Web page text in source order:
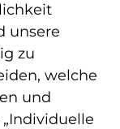
agierender
und
sichern wir
und eine
unsere
zu
welche
und